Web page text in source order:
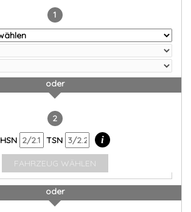
1
oder
2
HSN
TSN i
FAHRZEUG WÄHLEN
oder